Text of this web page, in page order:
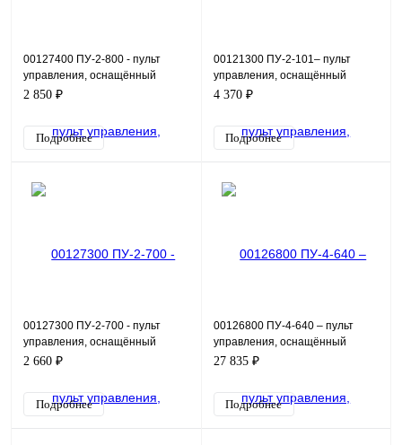
00127400 ПУ-2-800 - пульт
управления, оснащённый
индикацией в виде красной и
2 850 ₽
Подробнее
00121300 ПУ-2-101– пульт
управления, оснащённый
потенциометром и индикацией,
4 370 ₽
Подробнее
00127300 ПУ-2-700 - пульт
управления, оснащённый
индикацией в виде красной и
2 660 ₽
Подробнее
00126800 ПУ-4-640 – пульт
управления, оснащённый
измерителем аналоговых
27 835 ₽
Подробнее